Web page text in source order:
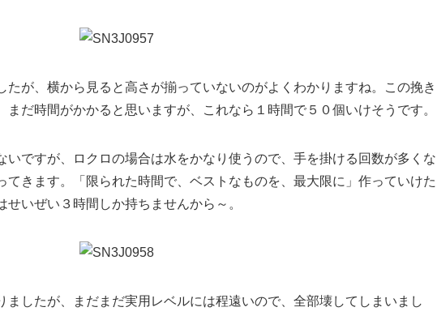
が、横から見ると高さが揃っていないのがよくわかりますね。この挽き
だ時間がかかると思いますが、これなら１時間で５０個いけそうです。
いですが、ロクロの場合は水をかなり使うので、手を掛ける回数が多くな
てきます。「限られた時間で、ベストなものを、最大限に」作っていけた
いぜい３時間しか持ちませんから～。
ましたが、まだまだ実用レベルには程遠いので、全部壊してしまいまし